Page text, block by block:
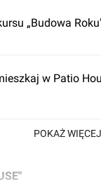
„Budowa
w Patio
POKAŻ WIĘCEJ